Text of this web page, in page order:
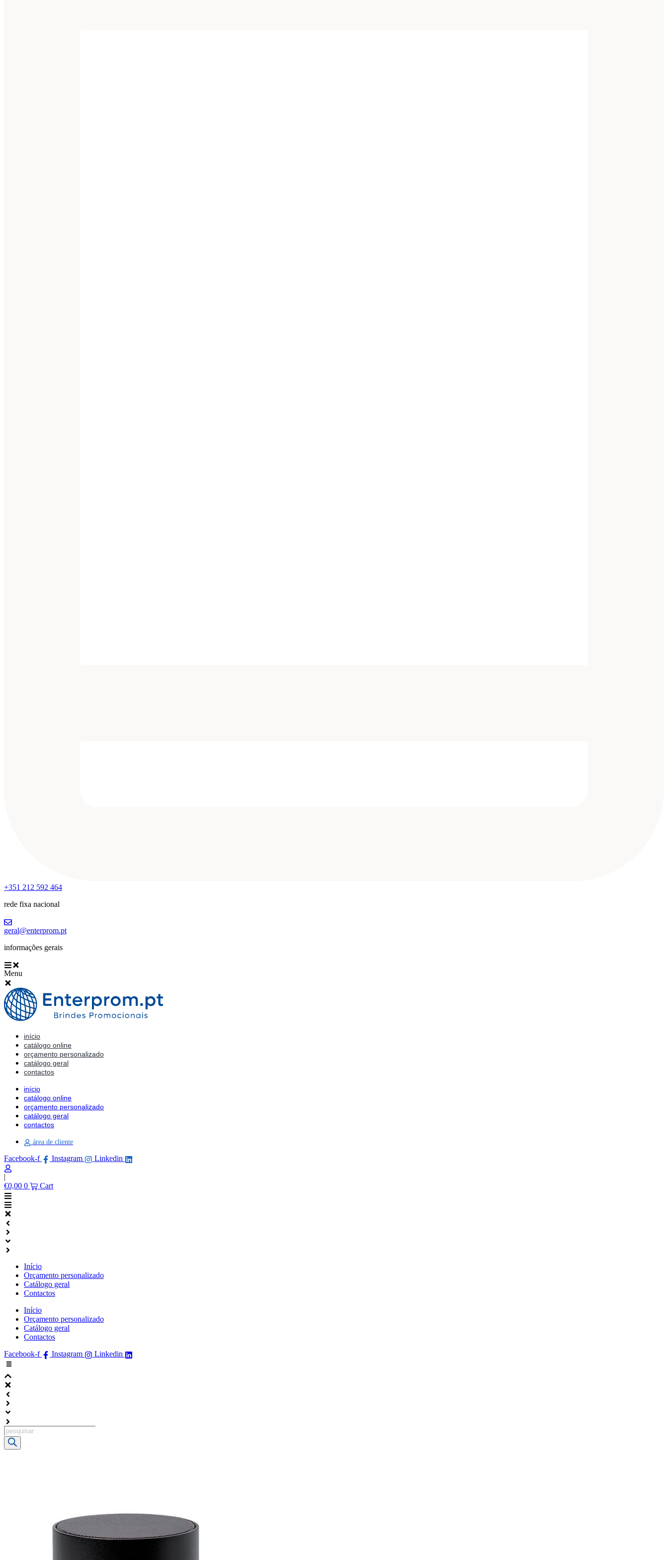
+351 212 592 464
rede fixa nacional
geral@enterprom.pt
informações gerais
Menu
início
catálogo online
orçamento personalizado
catálogo geral
contactos
início
catálogo online
orçamento personalizado
catálogo geral
contactos
área de cliente
Facebook-f Instagram Linkedin
|
€0,00 0 Cart
Início
Orçamento personalizado
Catálogo geral
Contactos
Início
Orçamento personalizado
Catálogo geral
Contactos
Facebook-f
Instagram Linkedin
Products
search